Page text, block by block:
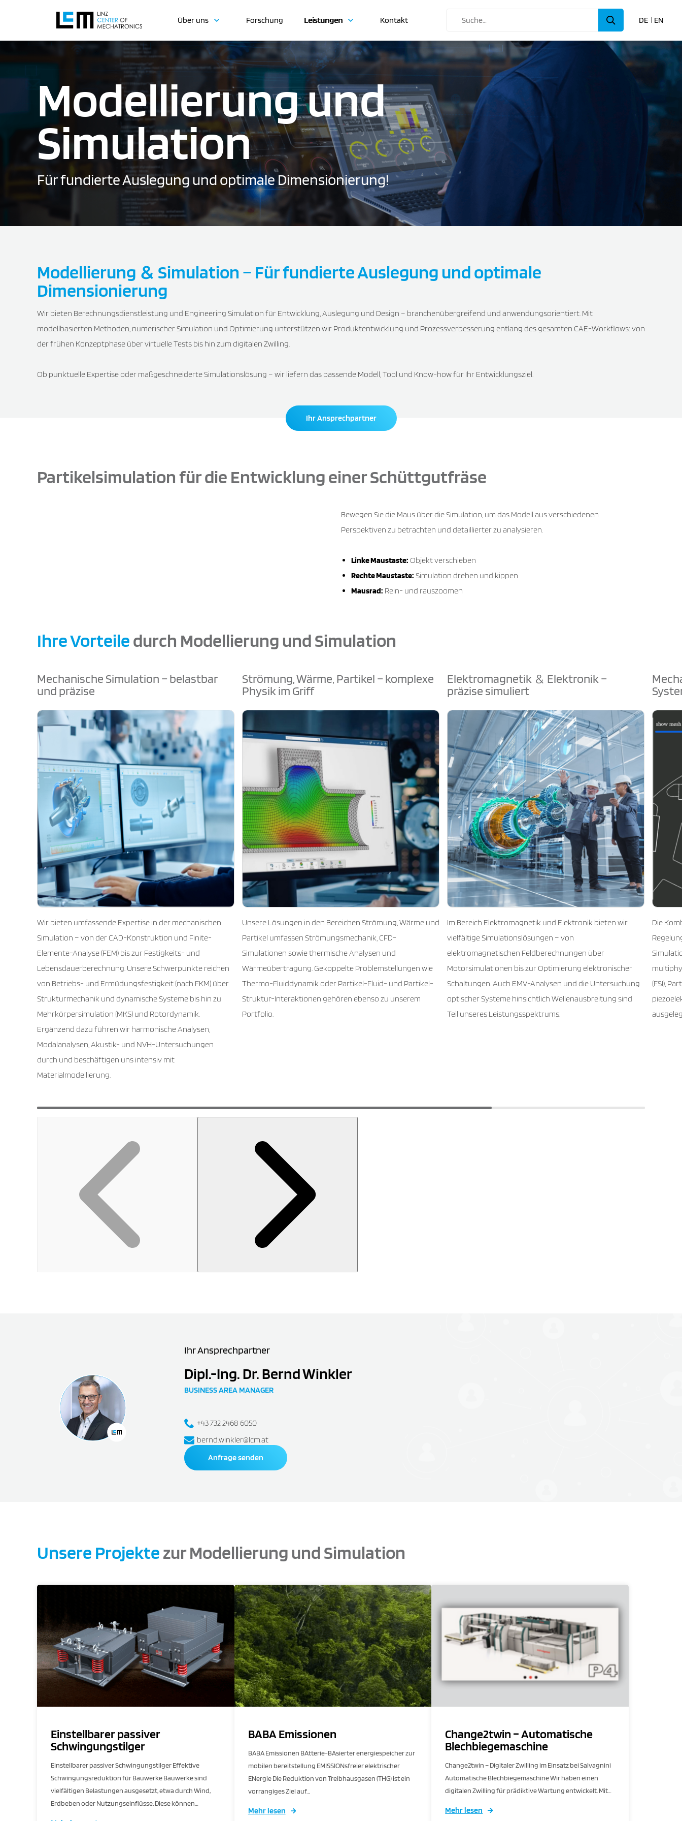
Über uns Forschung Leistungen Kontakt DE EN
Modellierung und
Simulation
Für fundierte Auslegung und optimale Dimensionierung!
Modellierung & Simulation – Für fundierte Auslegung und optimale
Dimensionierung
Wir bieten Berechnungsdienstleistung und Engineering Simulation für Entwicklung, Auslegung und Design – branchenübergreifend und anwendungsorientiert. Mit
modellbasierten Methoden, numerischer Simulation und Optimierung unterstützen wir Produktentwicklung und Prozessverbesserung entlang des gesamten CAE-Workflows: von
der frühen Konzeptphase über virtuelle Tests bis hin zum digitalen Zwilling.
Ob punktuelle Expertise oder maßgeschneiderte Simulationslösung – wir liefern das passende Modell, Tool und Know-how für Ihr Entwicklungsziel.
Ihr Ansprechpartner
Partikelsimulation für die Entwicklung einer Schüttgutfräse
Bewegen Sie die Maus über die Simulation, um das Modell aus verschiedenen
Perspektiven zu betrachten und detaillierter zu analysieren.
Linke Maustaste: Objekt verschieben
Rechte Maustaste: Simulation drehen und kippen
Mausrad: Rein- und rauszoomen
Ihre Vorteiledurch Modellierung und Simulation
Mechanische Simulation – belastbar
und präzise
Wir bieten umfassende Expertise in der mechanischen
Simulation – von der CAD-Konstruktion und Finite-
Elemente-Analyse (FEM) bis zur Festigkeits- und
Lebensdauerberechnung. Unsere Schwerpunkte reichen
von Betriebs- und Ermüdungsfestigkeit (nach FKM) über
Strukturmechanik und dynamische Systeme bis hin zu
Mehrkörpersimulation (MKS) und Rotordynamik.
Ergänzend dazu führen wir harmonische Analysen,
Modalanalysen, Akustik- und NVH-Untersuchungen
durch und beschäftigen uns intensiv mit
Materialmodellierung.
Strömung, Wärme, Partikel – komplexe
Physik im Griff
Unsere Lösungen in den Bereichen Strömung, Wärme und
Partikel umfassen Strömungsmechanik, CFD-
Simulationen sowie thermische Analysen und
Wärmeübertragung. Gekoppelte Problemstellungen wie
Thermo-Fluiddynamik oder Partikel-Fluid- und Partikel-
Struktur-Interaktionen gehören ebenso zu unserem
Portfolio.
Elektromagnetik & Elektronik –
präzise simuliert
Im Bereich Elektromagnetik und Elektronik bieten wir
vielfältige Simulationslösungen – von
elektromagnetischen Feldberechnungen über
Motorsimulationen bis zur Optimierung elektronischer
Schaltungen. Auch EMV-Analysen und die Untersuchung
optischer Systeme hinsichtlich Wellenausbreitung sind
Teil unseres Leistungsspektrums.
Die
(FSI),
Ihr Ansprechpartner
Dipl.-Ing. Dr. Bernd Winkler
BUSINESS AREA MANAGER
+43 732 2468 6050
bernd.winkler@lcm.at
Anfrage senden
Unsere Projektezur Modellierung und Simulation
Einstellbarer passiver
Schwingungstilger
Einstellbarer passiver Schwingungstilger Effektive
Schwingungsreduktion für Bauwerke Bauwerke sind
vielfältigen Belastungen ausgesetzt, etwa durch Wind,
Erdbeben oder Nutzungseinflüsse. Diese können…
BABA Emissionen
BABA Emissionen BAtterie-BAsierter energiespeicher zur
mobilen bereitstellung EMISSIONsfreier elektrischer
ENergie Die Reduktion von Treibhausgasen (THG) ist ein
vorrangiges Ziel auf…
Mehr lesen
Change2twin – Automatische
Blechbiegemaschine
Change2twin – Digitaler Zwilling im Einsatz bei Salvagnini
Automatische Blechbiegemaschine Wir haben einen
digitalen Zwilling für prädiktive Wartung entwickelt. Mit…
Mehr lesen